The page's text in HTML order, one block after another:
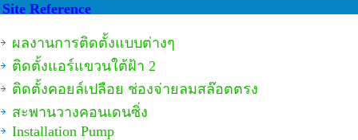
Site Reference
ผลงานการติดตั้งแบบต่างๆ
ติดตั้งแอร์แขวนใต้ฝ้า 2
ติดตั้งคอยล์เปลือย ช่องจ่ายลมสล๊อตตรง
สะพานวางคอนเดนซิ่ง
Installation Pump